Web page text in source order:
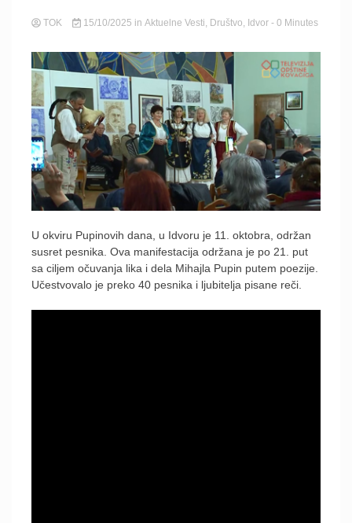
TOK 15/10/2025 in Aktuelne Vesti, Društvo, Idvor - 0 Minutes
U okviru Pupinovih dana, u Idvoru je 11. oktobra, održan
susret pesnika. Ova manifestacija održana je po 21. put
sa ciljem očuvanja lika i dela Mihajla Pupin putem poezije.
Učestvovalo je preko 40 pesnika i ljubitelja pisane reči.